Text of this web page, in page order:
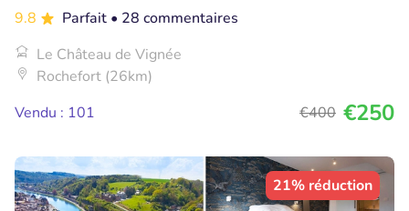
9.8 Parfait • 28 commentaires
Le Château de Vignée
Rochefort (26km)
Vendu : 101
€400 €250
21% réduction